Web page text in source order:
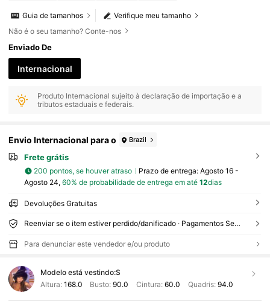
Verifique meu tamanho
Guia de tamanhos
Não é o seu tamanho? Conte-nos
Enviado De
Internacional
Produto Internacional sujeito à declaração de importação e a
tributos estaduais e federais.
Envio Internacional para o Brazil
Frete grátis
200 pontos, se houver atraso Prazo de entrega: Agosto 16 -
Agosto 24, 60% de probabilidade de entrega em até 12dias
Devoluções Gratuitas
Reenviar se o item estiver perdido/danificado · Pagamentos Seguros · Proteção de privacidade
Para denunciar este vendedor e/ou produto
Modelo está vestindo:S
Altura: 168.0 Busto:90.0 Cintura: 60.0 Quadris: 94.0